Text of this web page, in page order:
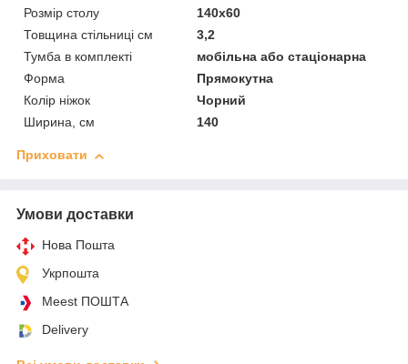
Розмір столу
140х60
Товщина стільниці см
3,2
Тумба в комплекті
мобільна або стаціонарна
Форма
Прямокутна
Колір ніжок
Чорний
Ширина, см
140
Приховати
Умови доставки
Нова Пошта
Укрпошта
Meest ПОШТА
Delivery